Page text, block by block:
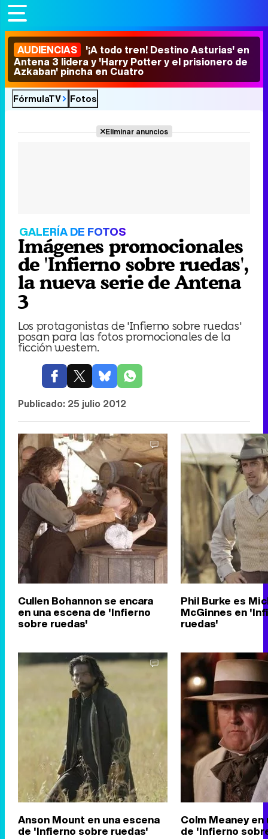
AUDIENCIAS '¡A todo tren! Destino Asturias' en
Antena 3 lidera y 'Harry Potter y el prisionero de
Azkaban' pincha en Cuatro
FórmulaTV Fotos
Eliminar anuncios
GALERÍA DE FOTOS
Imágenes promocionales
de 'Infierno sobre ruedas',
la nueva serie de Antena
3
Los protagonistas de 'Infierno sobre ruedas'
posan para las fotos promocionales de la
ficción western.
Publicado: 25 julio 2012
Cullen Bohannon se encara
en una escena de 'Infierno
sobre ruedas'
Phil Burke es
McGinnes en
ruedas'
Anson Mount en una escena
de 'Infierno sobre ruedas'
Colm Meaney en
de 'Infierno